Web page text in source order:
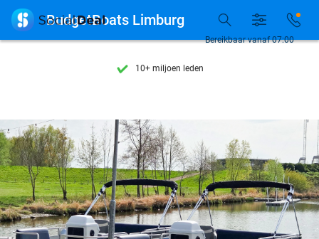
7 dagen per week beschikbaar
10+ miljoen leden
7 dagen per week beschikbaar
10+ miljoen leden
Bereikbaar vanaf 07:00
 BudgetBoats Limburg